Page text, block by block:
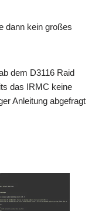
dann kein großes
dem D3116 Raid
das IRMC keine
Anleitung abgefragt